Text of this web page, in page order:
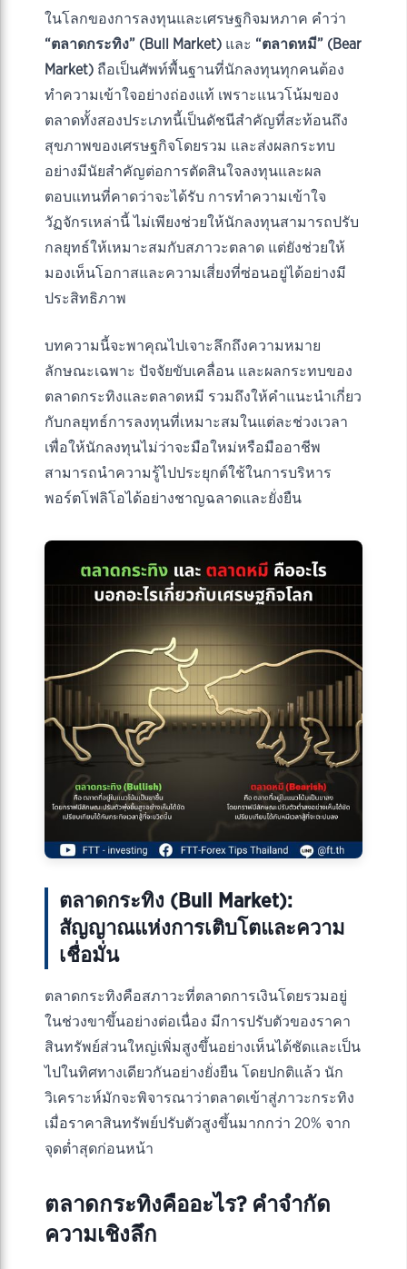
ในโลกของการลงทุนและเศรษฐกิจมหภาค คำว่า
“ตลาดกระทิง” (Bull Market) และ “ตลาดหมี” (Bear
Market) ถือเป็นศัพท์พื้นฐานที่นักลงทุนทุกคนต้อง
ทำความเข้าใจอย่างถ่องแท้ เพราะแนวโน้มของ
ตลาดทั้งสองประเภทนี้เป็นดัชนีสำคัญที่สะท้อนถึง
สุขภาพของเศรษฐกิจโดยรวม และส่งผลกระทบ
อย่างมีนัยสำคัญต่อการตัดสินใจลงทุนและผล
ตอบแทนที่คาดว่าจะได้รับ การทำความเข้าใจ
วัฏจักรเหล่านี้ ไม่เพียงช่วยให้นักลงทุนสามารถปรับ
กลยุทธ์ให้เหมาะสมกับสภาวะตลาด แต่ยังช่วยให้
มองเห็นโอกาสและความเสี่ยงที่ซ่อนอยู่ได้อย่างมี
ประสิทธิภาพ
บทความนี้จะพาคุณไปเจาะลึกถึงความหมาย
ลักษณะเฉพาะ ปัจจัยขับเคลื่อน และผลกระทบของ
ตลาดกระทิงและตลาดหมี รวมถึงให้คำแนะนำเกี่ยว
กับกลยุทธ์การลงทุนที่เหมาะสมในแต่ละช่วงเวลา
เพื่อให้นักลงทุนไม่ว่าจะมือใหม่หรือมืออาชีพ
สามารถนำความรู้ไปประยุกต์ใช้ในการบริหาร
พอร์ตโฟลิโอได้อย่างชาญฉลาดและยั่งยืน
ตลาดกระทิง (Bull Market):
สัญญาณแห่งการเติบโตและความ
เชื่อมั่น
ตลาดกระทิงคือสภาวะที่ตลาดการเงินโดยรวมอยู่
ในช่วงขาขึ้นอย่างต่อเนื่อง มีการปรับตัวของราคา
สินทรัพย์ส่วนใหญ่เพิ่มสูงขึ้นอย่างเห็นได้ชัดและเป็น
ไปในทิศทางเดียวกันอย่างยั่งยืน โดยปกติแล้ว นัก
วิเคราะห์มักจะพิจารณาว่าตลาดเข้าสู่ภาวะกระทิง
เมื่อราคาสินทรัพย์ปรับตัวสูงขึ้นมากกว่า 20% จาก
จุดต่ำสุดก่อนหน้า
ตลาดกระทิงคืออะไร? คำจำกัด
ความเชิงลึก